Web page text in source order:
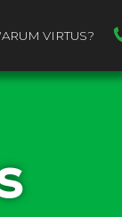
VIRTUS?